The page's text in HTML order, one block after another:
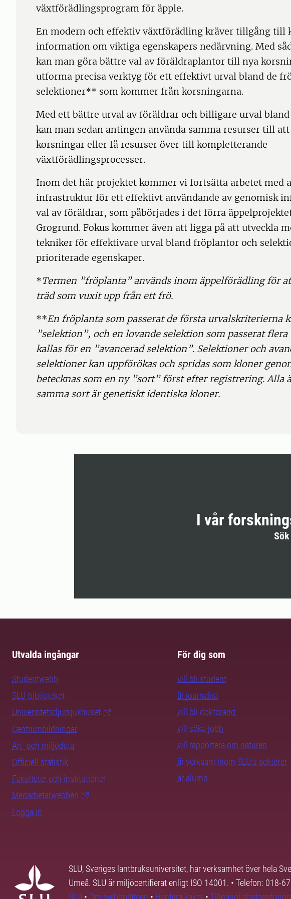
växtförädlingsprogram för äpple.
En modern och effektiv växtförädling kräver tillgång till
information om viktiga egenskapers nedärvning. Med
kan man göra bättre val av föräldraplantor till nya
utforma precisa verktyg för ett effektivt urval bland de
selektioner** som kommer från korsningarna.
Med ett bättre urval av föräldrar och billigare urval
kan man sedan antingen använda samma resurser till
korsningar eller få resurser över till kompletterande
växtförädlingsprocesser.
Inom det här projektet kommer vi fortsätta arbetet med
infrastruktur för ett effektivt användande av genomisk
val av föräldrar, som påbörjades i det förra
Grogrund. Fokus kommer även att ligga på att utveckla
tekniker för effektivare urval bland fröplantor och
prioriterade egenskaper.
*Termen ”fröplanta” används inom äppelförädling för
träd som vuxit upp från ett frö.
**En fröplanta som passerat de första urvalskriterierna
”selektion”, och en lovande selektion som passerat
kallas för en ”avancerad selektion”. Selektioner och
selektioner kan uppförökas och spridas som kloner
betecknas som en ny ”sort” först efter registrering. Alla
samma sort är genetiskt identiska kloner.
I vår
Utvalda ingångar
Studentwebb
SLU-biblioteket
Universitetsdjursjukhuset
Centrumbildningar
Art- och miljödata
Officiell statistik
Fakulteter och institutioner
Medarbetarwebben
Logga in
För dig som
vill bli student
är journalist
vill bli doktorand
vill söka jobb
vill rapportera om naturen
är verksam inom SLU:s sektorer
är alumn
SLU, Sveriges lantbruksuniversitet, har verksamhet över hela
Umeå. SLU är miljöcertifierat enligt ISO 14001. • Telefon: 018-
SLU • Om webbplatsen • Hantera kakor •